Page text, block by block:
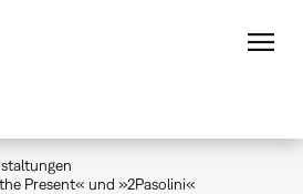
Present« und »2Pasolini«